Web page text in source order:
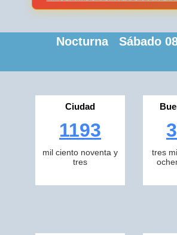
Nocturna Sábado
Ciudad
1193
mil ciento noventa y
tres
tres